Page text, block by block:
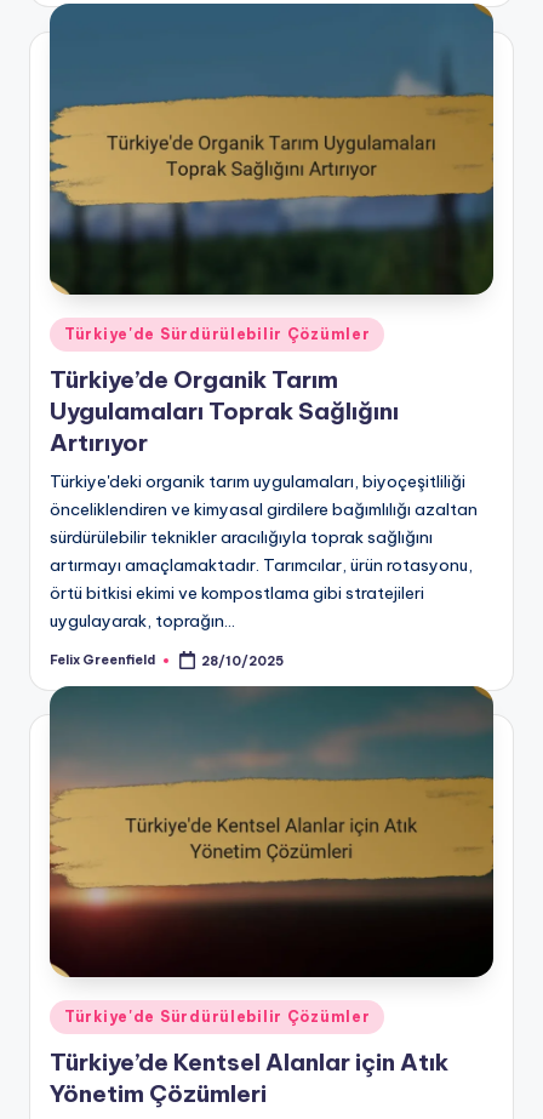
Posted
in
Türkiye'de Sürdürülebilir Çözümler
Türkiye’de Organik Tarım
Uygulamaları Toprak Sağlığını
Artırıyor
Türkiye'deki organik tarım uygulamaları, biyoçeşitliliği
önceliklendiren ve kimyasal girdilere bağımlılığı azaltan
sürdürülebilir teknikler aracılığıyla toprak sağlığını
artırmayı amaçlamaktadır. Tarımcılar, ürün rotasyonu,
örtü bitkisi ekimi ve kompostlama gibi stratejileri
uygulayarak, toprağın…
Posted
Felix Greenfield 28/10/2025
Posted
in
Türkiye'de Sürdürülebilir Çözümler
Türkiye’de Kentsel Alanlar için Atık
Yönetim Çözümleri